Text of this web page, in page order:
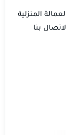
المنزلية
بنا